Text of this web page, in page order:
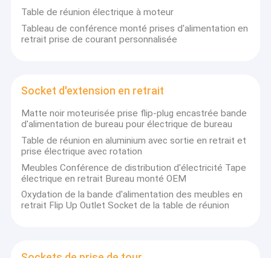
Aperçu
Table de réunion électrique à moteur
Tableau de conférence monté prises d'alimentation en
retrait prise de courant personnalisée
Socket d'extension en retrait
Matte noir moteurisée prise flip-plug encastrée bande
d'alimentation de bureau pour électrique de bureau
Table de réunion en aluminium avec sortie en retrait et
prise électrique avec rotation
Meubles Conférence de distribution d'électricité Tape
électrique en retrait Bureau monté OEM
Oxydation de la bande d'alimentation des meubles en
retrait Flip Up Outlet Socket de la table de réunion